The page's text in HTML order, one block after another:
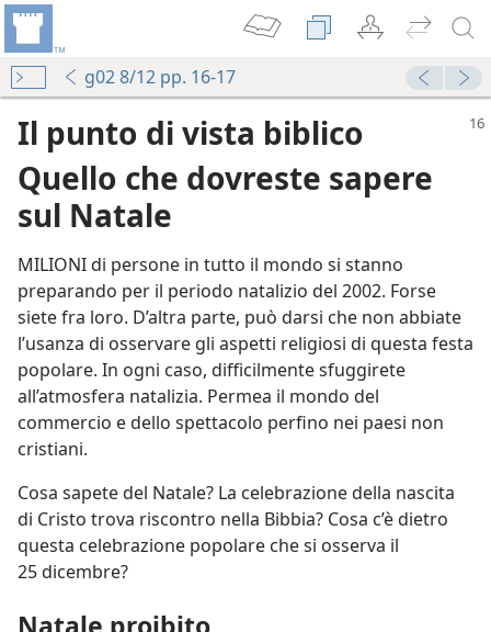
g02 8/12 pp. 16-17
Il punto di vista biblico
Quello che dovreste sapere
sul Natale
MILIONI di persone in tutto il mondo si stanno
preparando per il periodo natalizio del 2002. Forse
siete fra loro. D’altra parte, può darsi che non abbiate
l’usanza di osservare gli aspetti religiosi di questa festa
popolare. In ogni caso, difficilmente sfuggirete
all’atmosfera natalizia. Permea il mondo del
commercio e dello spettacolo perfino nei paesi non
cristiani.
Cosa sapete del Natale? La celebrazione della nascita
di Cristo trova riscontro nella Bibbia? Cosa c’è dietro
questa celebrazione popolare che si osserva il
25 dicembre?